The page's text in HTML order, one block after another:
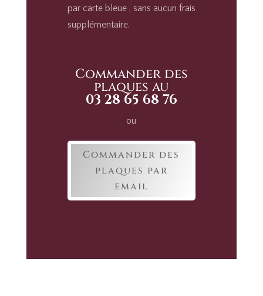
par carte bleue , sans aucun frais
supplémentaire.
Commander des
plaques au
03 28 65 68 76
ou
Commander des
plaques par
email